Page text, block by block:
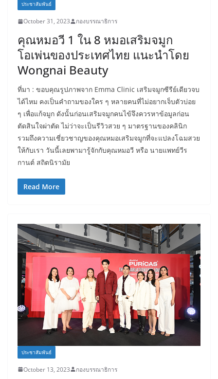
ประชาสัมพันธ์
October 31, 2023 กองบรรณาธิการ
คุณหมอวี 1 ใน 8 หมอเสริมจมูก
โอเพ่นของประเทศไทย แนะนำโดย
Wongnai Beauty
ที่มา : ขอบคุณรูปภาพจาก Emma Clinic เสริมจมูกซีรีย์เดียวจบ
ได้ไหม คงเป็นคำถามของใคร ๆ หลายคนที่ไม่อยากเจ็บตัวบ่อย
ๆ เพื่อแก้จมูก ดังนั้นก่อนเสริมจมูกคนไข้จึงควรหาข้อมูลก่อน
ตัดสินใจผ่าตัด ไม่ว่าจะเป็นรีวิวสวย ๆ มาตรฐานของคลินิก
รวมถึงความเชี่ยวชาญของคุณหมอเสริมจมูกที่จะแปลงโฉมสวย
ให้กับเรา วันนี้เลยพามารู้จักกับคุณหมอวี หรือ นายแพทย์วีร
กานต์ สถิตนิรามัย
Read More
ประชาสัมพันธ์
October 13, 2023 กองบรรณาธิการ